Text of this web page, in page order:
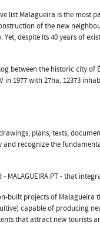
list Malagueira is the most
of the new
despite its 40 years of
the historic city of
1977 with 27ha, 12373
plans, texts,
recognize the
MALAGUEIRA.PT - that
built projects of
capable of producing
that attract new tourists